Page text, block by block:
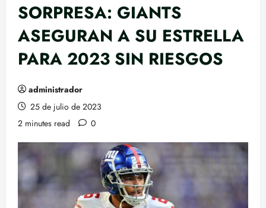
SORPRESA: GIANTS
ASEGURAN A SU ESTRELLA
PARA 2023 SIN RIESGOS
administrador
25 de julio de 2023
2 minutes read
0